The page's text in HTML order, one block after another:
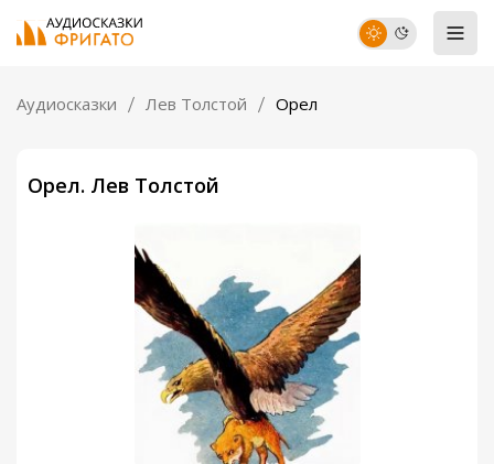
Аудиосказки Лев Толстой Орел
Орел. Лев Толстой